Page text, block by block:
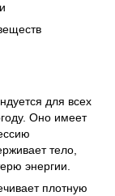
для всех
Оно имеет
тело,
энергии.
плотную